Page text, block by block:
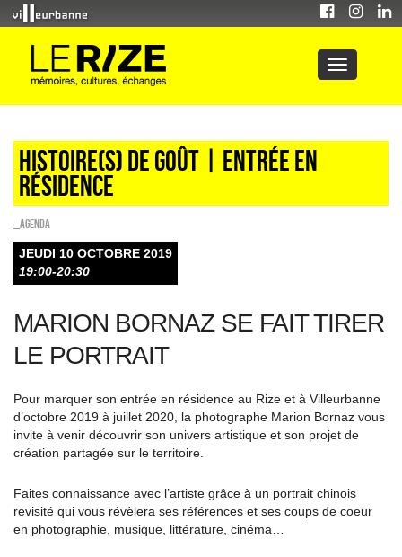
Histoire(s) de goût | entrée en
résidence
_Agenda
JEUDI 10 OCTOBRE 2019
19:00-20:30
MARION BORNAZ SE FAIT TIRER
LE PORTRAIT
Pour marquer son entrée en résidence au Rize et à Villeurbanne
d’octobre 2019 à juillet 2020, la photographe Marion Bornaz vous
invite à venir découvrir son univers artistique et son projet de
création partagée sur le territoire.
Faites connaissance avec l’artiste grâce à un portrait chinois
revisité qui vous révèlera ses références et ses coups de coeur
en photographie, musique, littérature, cinéma…